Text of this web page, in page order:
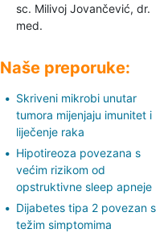
sc. Milivoj Jovančević, dr.
med.
Naše preporuke:
Skriveni mikrobi unutar
tumora mijenjaju imunitet i
liječenje raka
Hipotireoza povezana s
većim rizikom od
opstruktivne sleep apneje
Dijabetes tipa 2 povezan s
težim simptomima